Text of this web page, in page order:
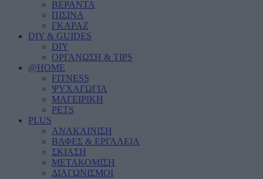
ΒΕΡΑΝΤΑ
ΠΙΣΙΝΑ
ΓΚΑΡΑΖ
DIY & GUIDES
DIY
ΟΡΓΑΝΩΣΗ & TIPS
@HOME
FITNESS
ΨΥΧΑΓΩΓΙΑ
ΜΑΓΕΙΡΙΚΗ
PETS
PLUS
ΑΝΑΚΑΙΝΙΣΗ
ΒΑΦΕΣ & ΕΡΓΑΛΕΙΑ
ΣΚΙΑΣΗ
ΜΕΤΑΚΟΜΙΣΗ
ΔΙΑΓΩΝΙΣΜΟΙ